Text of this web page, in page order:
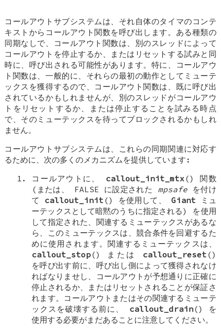
コールアウトサブシステムは、それ自体のタイマのコンテ
キストからコールアウト関数を呼び出します。ある種類の
同期なしで、コールアウト関数は、別のスレッドによって
コールアウトを停止するか、またはリセットする試みと同
時に、呼び出される可能性があります。特に、コールアウ
ト関数は、一般的に、それらの最初の動作としてミューテ
ックスを獲得するので、コールアウト関数は、既に呼び出
されているかもしれませんが、別のスレッドがコールアウ
トをリセットするか、または停止することを試みる時点
で、そのミューテックスを待ってブロックされるかもしれ
ません。
コールアウトサブシステムは、これらの同期関連に対応す
るために、次の多くのメカニズムを提供しています:
コールアウトに、 callout_init_mtx() 関数
(または、 FALSE に設定された mpsafeを付け
て callout_init () を使用して、 Giant ミュ
ーテックスとして暗黙のうちに指定される) を使用
して指定された、関連するミューテックスがあるな
ら、このミューテックスは、競合条件を回避するた
めに使用されます。関連するミューテックスは、
callout_stop() または callout_reset ()
を呼び出す前に、呼び出し側によって獲得されなけ
ればなりませし、コールアウトが予想通りに正確に
停止されるか、またはリセットされることが保証さ
れます。コールアウトまたはその関連するミューテ
ックスを破壊する前に、 callout_drain() を
使用する必要がまだあることに注意してください。